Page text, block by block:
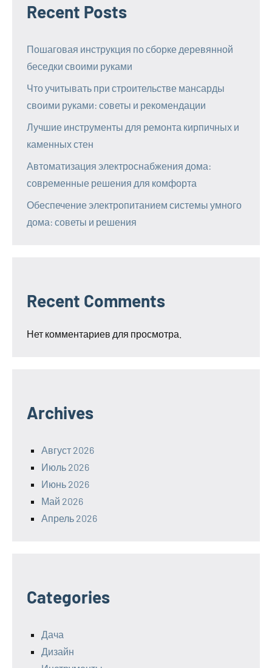
Recent Posts
Пошаговая инструкция по сборке деревянной
беседки своими руками
Что учитывать при строительстве мансарды
своими руками: советы и рекомендации
Лучшие инструменты для ремонта кирпичных и
каменных стен
Автоматизация электроснабжения дома:
современные решения для комфорта
Обеспечение электропитанием системы умного
дома: советы и решения
Recent Comments
Нет комментариев для просмотра.
Archives
Август 2026
Июль 2026
Июнь 2026
Май 2026
Апрель 2026
Categories
Дача
Дизайн